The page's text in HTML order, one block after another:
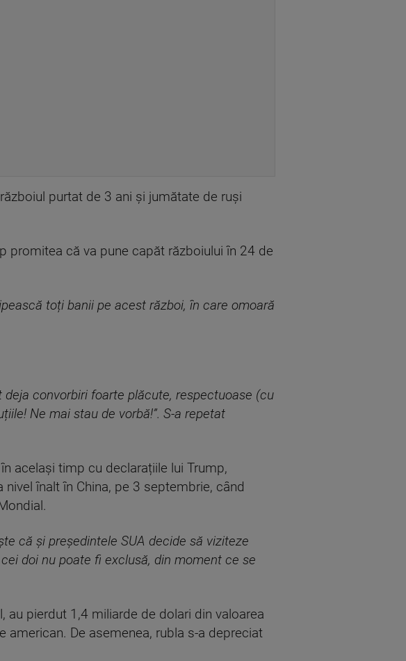
purtat de 3 ani și jumătate de ruși
promitea că va pune capăt războiului în 24 de
toți banii pe acest război, în care omoară
convorbiri foarte plăcute, respectuoase (cu
Ne mai stau de vorbă!”. S-a repetat
același timp cu declarațiile lui Trump,
înalt în China, pe 3 septembrie, când
că și președintele SUA decide să viziteze
doi nu poate fi exclusă, din moment ce se
au pierdut 1,4 miliarde de dolari din valoarea
De asemenea, rubla s-a depreciat